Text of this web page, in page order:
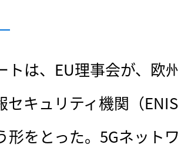
は、 EU理事会が、欧
セキュリティ機関（
形をとった。5Gネット